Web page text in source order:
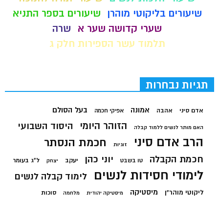
שיעורים בליקוטי מוהרן
שיעורים בספר התניא
שערי קדושה שער א
שרה
תלמוד עשר הספירות חלק ג
תגיות נבחרות
אדם סיני אהבה אמונה אפיקי חכמה בעל הסולם
האם מותר לנשים ללמוד קבלה הזוהר היומי היסוד השבועי
הרב אדם סיני זוגיות חכמת הנסתר
חכמת הקבלה טו בשבט יוני כהן יעקב יצחק ל"ג בעומר
לימודי חסידות לנשים לימוד קבלה לנשים
ליקוטי מוהר"ן מיסטיקה מיסטיקה יהודית מלחמה סוכות